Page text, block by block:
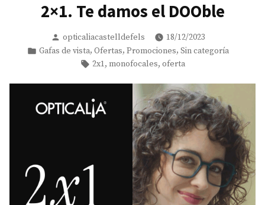
2×1. Te damos el DOOble
Posted
by
opticaliacastelldefels
18/12/2023
Posted
Gafas de vista, Ofertas, Promociones, Sin categoría
Tags:
2x1, monofocales, oferta